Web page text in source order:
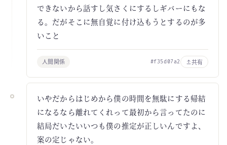
できないから話すし気さくにするしギバーにもな
る。だがそこに無自覚に付け込もうとするのが多
いこと
人間関係 #f35d07a2 共有
いやだからはじめから僕の時間を無駄にする帰結
になるなら離れてくれって最初から言ってたのに
結局だいたいいつも僕の推定が正しいんですよ、
案の定じゃない。